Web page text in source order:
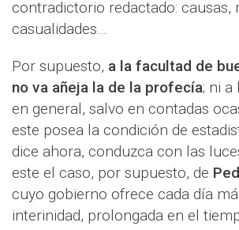
contradictorio redactado: causas,
casualidades…
Por supuesto, a la facultad de
no va añeja la de la profecía; ni a
en general, salvo en contadas
este posea la condición de
dice ahora, conduzca con las
este el caso, por supuesto, de
cuyo gobierno ofrece cada día
interinidad, prolongada en el